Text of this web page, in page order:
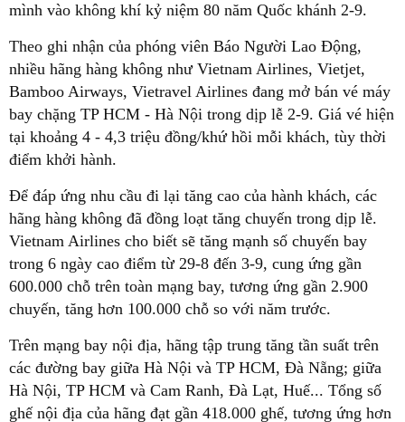
mình vào không khí kỷ niệm 80 năm Quốc khánh 2-9.
Theo ghi nhận của phóng viên Báo Người Lao Động,
nhiều hãng hàng không như Vietnam Airlines, Vietjet,
Bamboo Airways, Vietravel Airlines đang mở bán vé máy
bay chặng TP HCM - Hà Nội trong dịp lễ 2-9. Giá vé hiện
tại khoảng 4 - 4,3 triệu đồng/khứ hồi mỗi khách, tùy thời
điểm khởi hành.
Để đáp ứng nhu cầu đi lại tăng cao của hành khách, các
hãng hàng không đã đồng loạt tăng chuyến trong dịp lễ.
Vietnam Airlines cho biết sẽ tăng mạnh số chuyến bay
trong 6 ngày cao điểm từ 29-8 đến 3-9, cung ứng gần
600.000 chỗ trên toàn mạng bay, tương ứng gần 2.900
chuyến, tăng hơn 100.000 chỗ so với năm trước.
Trên mạng bay nội địa, hãng tập trung tăng tần suất trên
các đường bay giữa Hà Nội và TP HCM, Đà Nẵng; giữa
Hà Nội, TP HCM và Cam Ranh, Đà Lạt, Huế... Tổng số
ghế nội địa của hãng đạt gần 418.000 ghế, tương ứng hơn